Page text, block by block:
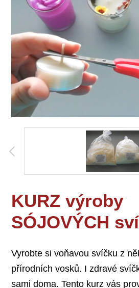
KURZ výroby
SÓJOVÝCH
Vyrobte si voňavou svíčku z
přírodních vosků. I zdravé
sami doma. Tento kurz vás